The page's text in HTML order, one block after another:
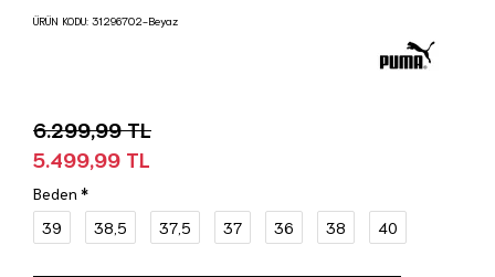
5.499,99 TL
6.299,99 TL
ÜRÜN KODU: 31296702-Beyaz
Beden
39
38,5 37,5 37 36 38 40